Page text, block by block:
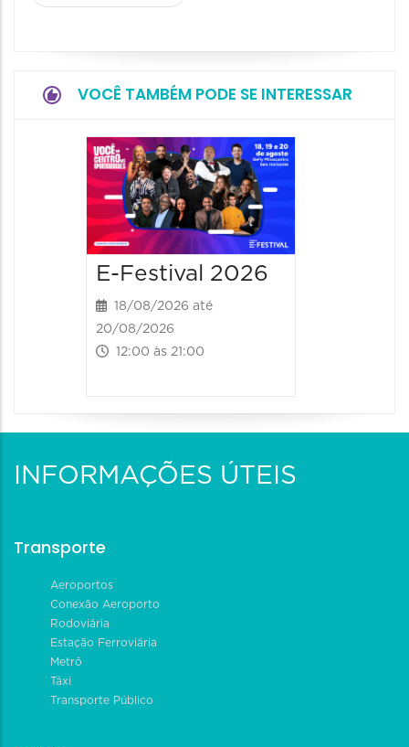
VOCÊ TAMBÉM PODE SE INTERESSAR
E-Festival 2026
18/08/2026 até
20/08/2026
12:00 às 21:00
INFORMAÇÕES ÚTEIS
Transporte
Aeroportos
Conexão Aeroporto
Rodoviária
Estação Ferroviária
Metrô
Táxi
Transporte Público